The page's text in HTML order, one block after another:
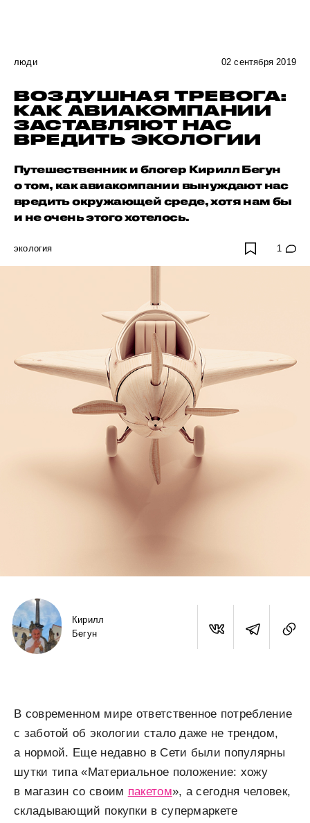
люди 02 сентября 2019
ВОЗДУШНАЯ ТРЕВОГА:
КАК АВИАКОМПАНИИ
ЗАСТАВЛЯЮТ НАС
ВРЕДИТЬ ЭКОЛОГИИ
Путешественник и блогер Кирилл Бегун
о том, как авиакомпании вынуждают нас
вредить окружающей среде, хотя нам бы
и не очень этого хотелось.
экология 1
Кирилл
Бегун
В современном мире ответственное потребление
с заботой об экологии стало даже не трендом,
а нормой. Еще недавно в Сети были популярны
шутки типа «Материальное положение: хожу
в магазин со своим пакетом», а сегодня человек,
складывающий покупки в супермаркете